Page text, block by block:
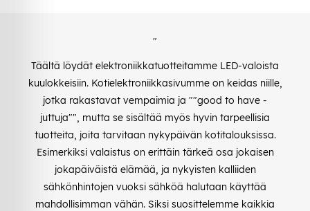
"
Täältä löydät elektroniikkatuotteitamme LED-valoista
kuulokkeisiin. Kotielektroniikkasivumme on keidas niille,
jotka rakastavat vempaimia ja ""good to have -
juttuja"", mutta se sisältää myös hyvin tarpeellisia
tuotteita, joita tarvitaan nykypäivän kotitalouksissa.
Esimerkiksi valaistus on erittäin tärkeä osa jokaisen
jokapäiväistä elämää, ja nykyisten kalliiden
sähkönhintojen vuoksi sähköä halutaan käyttää
mahdollisimman vähän. Siksi suosittelemme kaikkia